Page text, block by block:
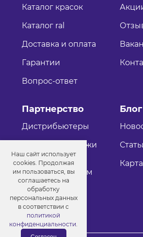
Каталог красок
Каталог ral
Доставка и оплата
Гарантии
Вопрос-ответ
Партнерство
Дистрибьютеры
Оптовые продажи
Как стать
дистрибьютером
Блог
Наш сайт использует
cookies. Продолжая
им пользоваться, вы
соглашаетесь на
обработку
персональных данных
в соответствии с
политикой
конфиденциальности.